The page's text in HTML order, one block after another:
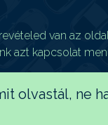
van az
azt kapcsolat
olvastál, ne